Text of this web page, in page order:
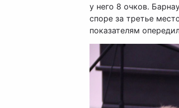
у него 8 очков.
споре за третье
показателям